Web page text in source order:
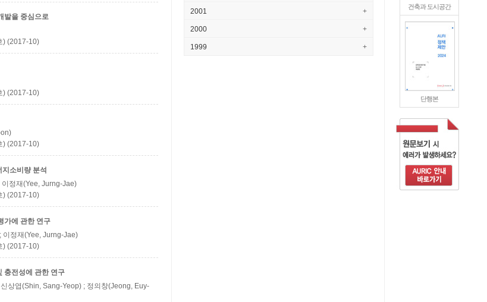
건축과 도시공간
단행본
발을 중심으로
) (2017-10)
) (2017-10)
) (2017-10)
소비량 분석
정재(Yee, Jurng-Jae)
) (2017-10)
가에 관한 연구
이정재(Yee, Jurng-Jae)
) (2017-10)
충전성에 관한 연구
상엽(Shin, Sang-Yeop) ; 정의창(Jeong, Euy-
2001 +
2000 +
1999 +